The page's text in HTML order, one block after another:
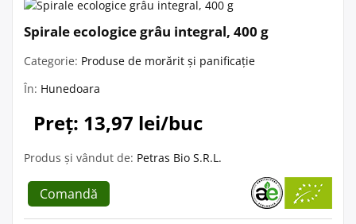
Spirale ecologice grâu integral, 400 g
Categorie: Produse de morărit și panificație
În: Hunedoara
Preț: 13,97 lei/buc
Produs și vândut de: Petras Bio S.R.L.
Comandă